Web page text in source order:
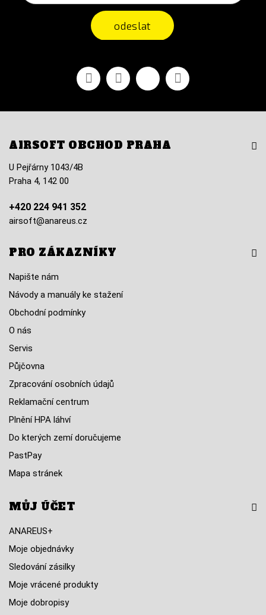
odeslat
FacebookYouTubeVimeo Instagram
AIRSOFT OBCHOD PRAHA
U Pejřárny 1043/4B
Praha 4, 142 00
+420 224 941 352
airsoft@anareus.cz
PRO ZÁKAZNÍKY
Napište nám
Návody a manuály ke stažení
Obchodní podmínky
O nás
Servis
Půjčovna
Zpracování osobních údajů
Reklamační centrum
Plnění HPA láhví
Do kterých zemí doručujeme
PastPay
Mapa stránek
MŮJ ÚČET
ANAREUS+
Moje objednávky
Sledování zásilky
Moje vrácené produkty
Moje dobropisy